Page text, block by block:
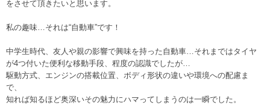
をさせて頂きたいと思います。
私の趣味…それは“自動車”です！
中学生時代、友人や親の影響で興味を持った自動車…それまではタイヤ
が4つ付いた便利な移動手段、程度の認識でしたが…
駆動方式、エンジンの搭載位置、ボディ形状の違いや環境への配慮ま
で、
知れば知るほど奥深いその魅力にハマってしまうのは一瞬でした。